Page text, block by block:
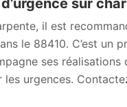
sur
il est
le 88410. C’est
ses
urgences.